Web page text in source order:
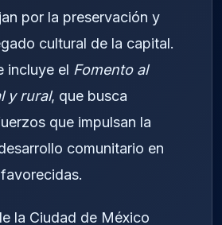
por la preservación y
cultural de la capital.
incluye el Fomento al
y rural, que busca
que impulsan la
comunitario en
la Ciudad de México